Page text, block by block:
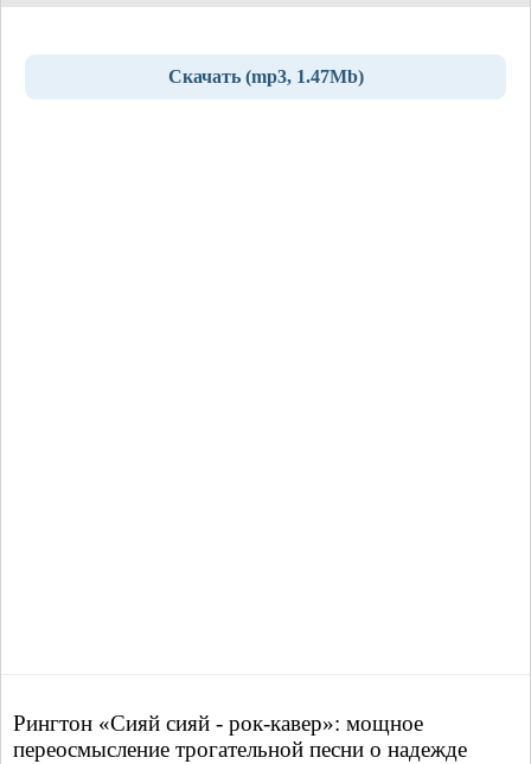
Скачать (mp3, 1.47Mb)
Рингтон «Сияй сияй - рок-кавер»: мощное
переосмысление трогательной песни о надежде